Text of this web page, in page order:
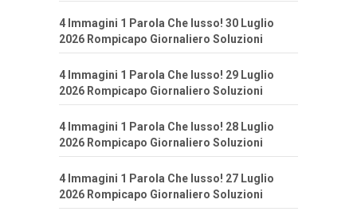
4 Immagini 1 Parola Che lusso! 30 Luglio
2026 Rompicapo Giornaliero Soluzioni
4 Immagini 1 Parola Che lusso! 29 Luglio
2026 Rompicapo Giornaliero Soluzioni
4 Immagini 1 Parola Che lusso! 28 Luglio
2026 Rompicapo Giornaliero Soluzioni
4 Immagini 1 Parola Che lusso! 27 Luglio
2026 Rompicapo Giornaliero Soluzioni